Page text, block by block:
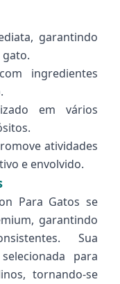
garantindo
ingredientes
em vários
atividades
e envolvido.
Para Gatos se
garantindo
Sua
para
tornando-se